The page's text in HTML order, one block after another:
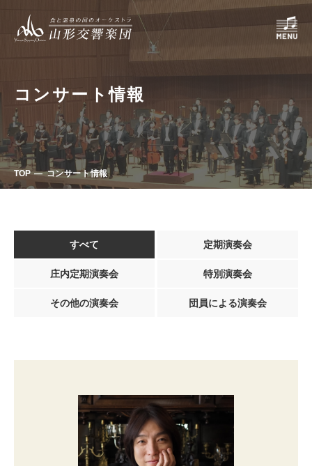
コンサート情報
TOP コンサート情報
すべて 定期演奏会
庄内定期演奏会 特別演奏会
その他の演奏会 団員による演奏会